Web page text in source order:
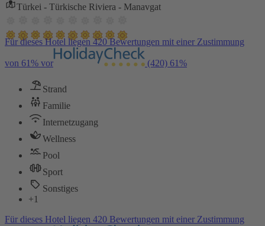
Türkei - Türkische Riviera - Manavgat
Für dieses Hotel liegen 420 Bewertungen mit einer Zustimmung
von 61% vor (420) 61%
Strand
Familie
Internetzugang
Wellness
Pool
Sport
Sonstiges
+1
Für dieses Hotel liegen 420 Bewertungen mit einer Zustimmung